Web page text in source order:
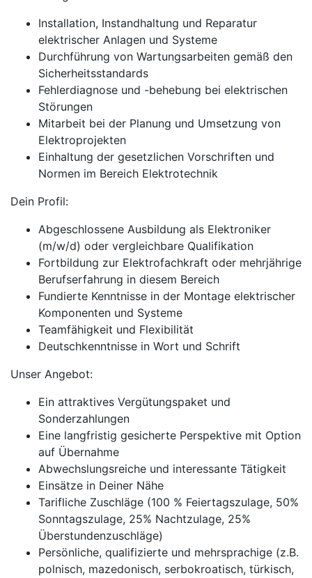
Installation, Instandhaltung und Reparatur
elektrischer Anlagen und Systeme
Durchführung von Wartungsarbeiten gemäß den
Sicherheitsstandards
Fehlerdiagnose und -behebung bei elektrischen
Störungen
Mitarbeit bei der Planung und Umsetzung von
Elektroprojekten
Einhaltung der gesetzlichen Vorschriften und
Normen im Bereich Elektrotechnik
Dein Profil:
Abgeschlossene Ausbildung als Elektroniker
(m/w/d) oder vergleichbare Qualifikation
Fortbildung zur Elektrofachkraft oder mehrjährige
Berufserfahrung in diesem Bereich
Fundierte Kenntnisse in der Montage elektrischer
Komponenten und Systeme
Teamfähigkeit und Flexibilität
Deutschkenntnisse in Wort und Schrift
Unser Angebot:
Ein attraktives Vergütungspaket und
Sonderzahlungen
Eine langfristig gesicherte Perspektive mit Option
auf Übernahme
Abwechslungsreiche und interessante Tätigkeit
Einsätze in Deiner Nähe
Tarifliche Zuschläge (100 % Feiertagszulage, 50%
Sonntagszulage, 25% Nachtzulage, 25%
Überstundenzuschläge)
Persönliche, qualifizierte und mehrsprachige (z.B.
polnisch, mazedonisch, serbokroatisch, türkisch,